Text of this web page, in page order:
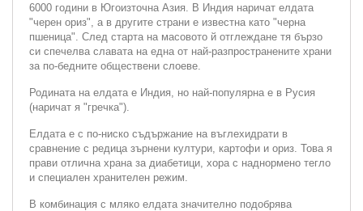
6000 години в Югоизточна Азия. В Индия наричат елдата
"черен ориз", а в другите страни е известна като "черна
пшеница". След старта на масовото й отглеждане тя бързо
си спечелва славата на една от най-разпространените храни
за по-бедните обществени слоеве.
Родината на елдата е Индия, но най-популярна е в Русия
(наричат я "гречка").
Елдата е с по-ниско съдържание на въглехидрати в
сравнение с редица зърнени култури, картофи и ориз. Това я
прави отлична храна за диабетици, хора с наднормено тегло
и специален хранителен режим.
В комбинация с мляко елдата значително подобрява